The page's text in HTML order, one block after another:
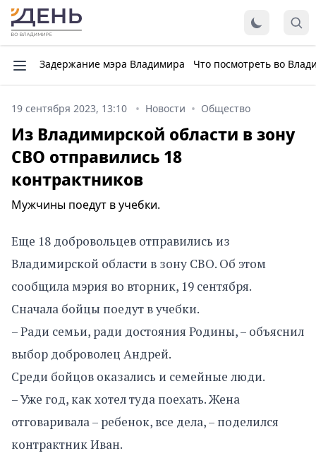
Задержание мэра Владимира Что посмотреть во
19 сентября 2023, 13:10 Новости Общество
Из Владимирской области в зону
СВО отправились 18
контрактников
Мужчины поедут в учебки.
Еще 18 добровольцев отправились из
Владимирской области в зону СВО. Об этом
сообщила мэрия во вторник, 19 сентября.
Сначала бойцы поедут в учебки.
– Ради семьи, ради достояния Родины, – объяснил
выбор доброволец Андрей.
Среди бойцов оказались и семейные люди.
– Уже год, как хотел туда поехать. Жена
отговаривала – ребенок, все дела, – поделился
контрактник Иван.